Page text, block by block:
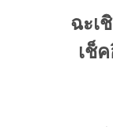
ฉะเ
เช็